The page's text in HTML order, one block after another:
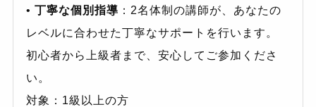
•丁寧な個別指導 ：2名体制の講師が、あなたの
レベルに合わせた丁寧なサポートを行います。
初心者から上級者まで、安心してご参加くださ
い。
対象：1級以上の方